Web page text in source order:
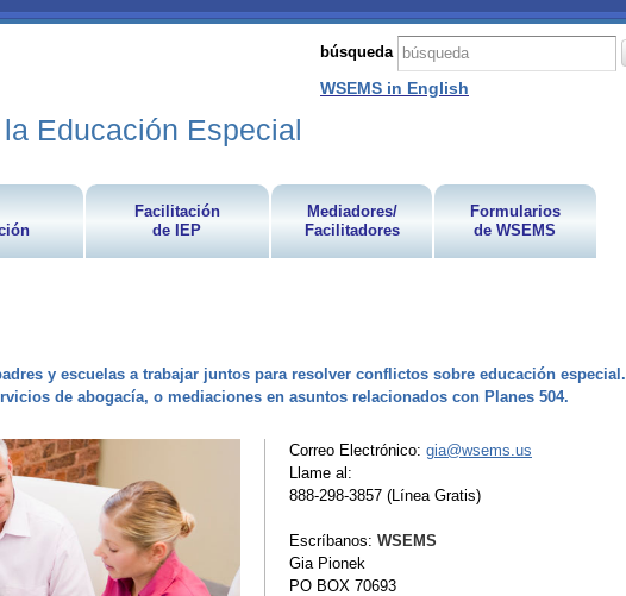
Educación Especial
Facilitación
de IEP
Mediadores/
Facilitadores
Formularios
de WSEMS
búsqueda
WSEMS in English
y escuelas a trabajar juntos para resolver conflictos sobre educación especial.
de abogacía, o mediaciones en asuntos relacionados con Planes 504.
Correo Electrónico: gia@wsems.us
Llame al:
888-298-3857 (Línea Gratis)
Escríbanos: WSEMS
Gia Pionek
PO BOX 70693